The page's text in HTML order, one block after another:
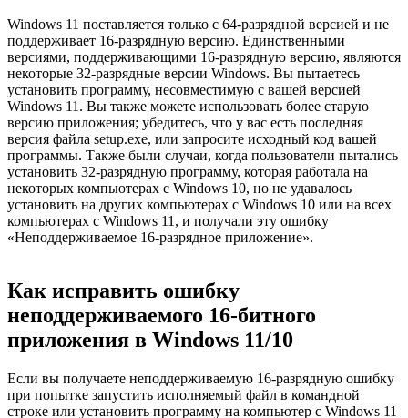
Windows 11 поставляется только с 64-разрядной версией и не
поддерживает 16-разрядную версию. Единственными
версиями, поддерживающими 16-разрядную версию, являются
некоторые 32-разрядные версии Windows. Вы пытаетесь
установить программу, несовместимую с вашей версией
Windows 11. Вы также можете использовать более старую
версию приложения; убедитесь, что у вас есть последняя
версия файла setup.exe, или запросите исходный код вашей
программы. Также были случаи, когда пользователи пытались
установить 32-разрядную программу, которая работала на
некоторых компьютерах с Windows 10, но не удавалось
установить на других компьютерах с Windows 10 или на всех
компьютерах с Windows 11, и получали эту ошибку
«Неподдерживаемое 16-разрядное приложение».
Как исправить ошибку
неподдерживаемого 16-битного
приложения в Windows 11/10
Если вы получаете неподдерживаемую 16-разрядную ошибку
при попытке запустить исполняемый файл в командной
строке или установить программу на компьютер с Windows 11